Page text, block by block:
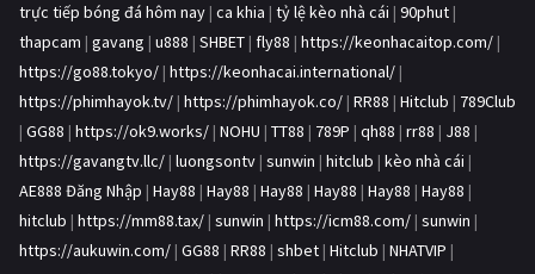
trực tiếp bóng đá hôm nay | ca khia | tỷ lệ kèo nhà cái | 90phut |
thapcam | gavang | u888 | SHBET | fly88 | https://keonhacaitop.com/ |
https://go88.tokyo/ | https://keonhacai.international/ |
https://phimhayok.tv/ | https://phimhayok.co/ | RR88 | Hitclub | 789Club
| GG88 | https://ok9.works/ | NOHU | TT88 | 789P | qh88 | rr88 | J88 |
https://gavangtv.llc/ | luongsontv | sunwin | hitclub | kèo nhà cái |
AE888 Đăng Nhập | Hay88 | Hay88 | Hay88 | Hay88 | Hay88 | Hay88 |
hitclub | https://mm88.tax/ | sunwin | https://icm88.com/ | sunwin |
https://aukuwin.com/ | GG88 | RR88 | shbet | Hitclub | NHATVIP |